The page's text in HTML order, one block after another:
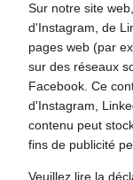
Sur notre site
d'Instagram, de
pages web (par
sur des réseaux
Facebook. Ce
d'Instagram,
contenu peut
fins de publicité
Veuillez lire la